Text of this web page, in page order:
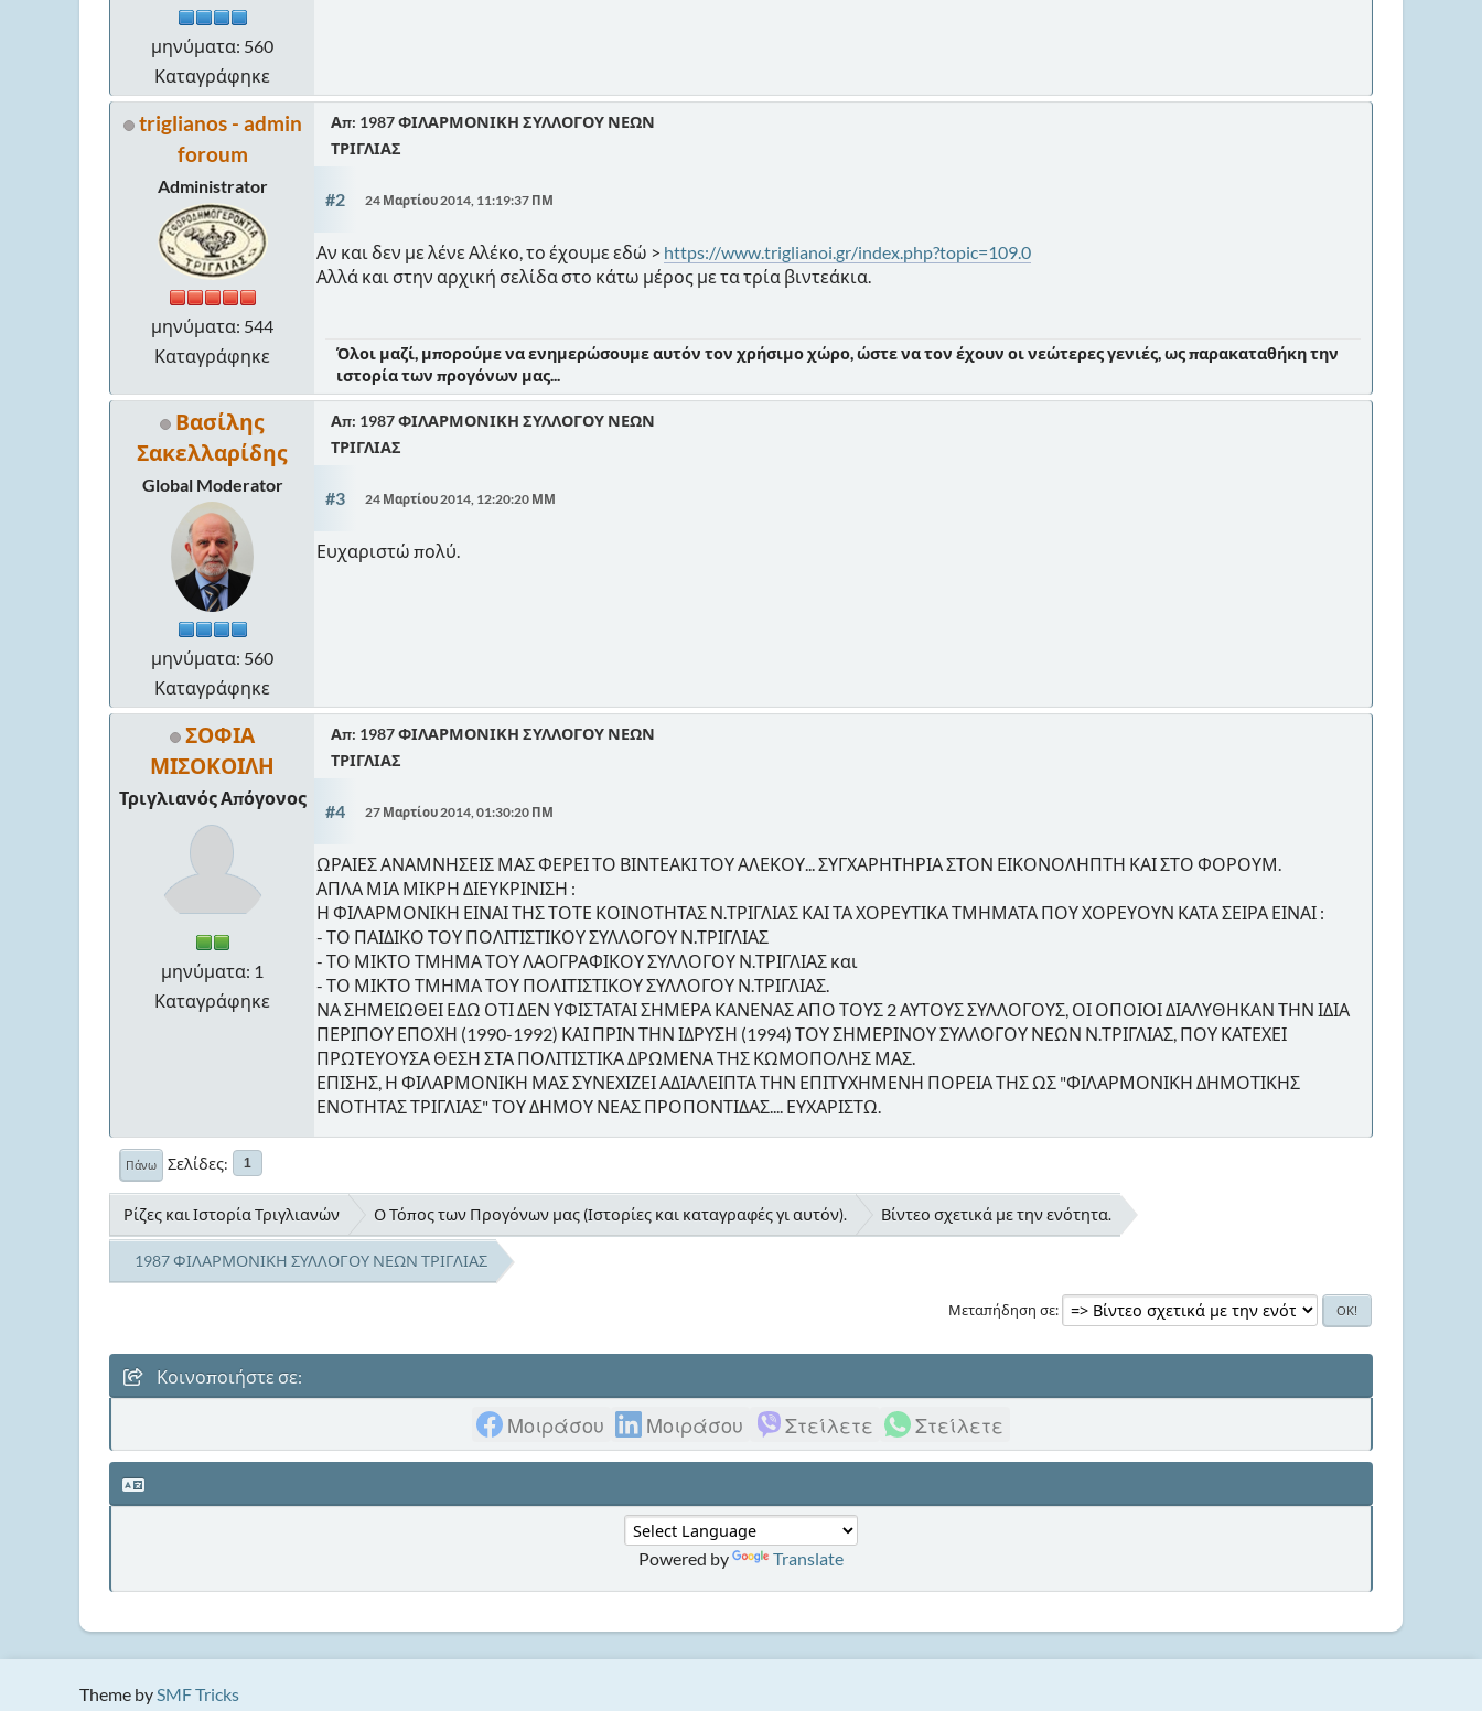
μηνύματα: 560
Καταγράφηκε
triglianos - admin
foroum
Administrator
μηνύματα: 544
Καταγράφηκε
Απ: 1987 ΦΙΛΑΡΜΟΝΙΚΗ ΣΥΛΛΟΓΟΥ ΝΕΩΝ
ΤΡΙΓΛΙΑΣ
#2 24 Μαρτίου 2014, 11:19:37 ΠΜ
Αν και δεν με λένε Αλέκο, το έχουμε εδώ > https://www.triglianoi.gr/index.php?topic=109.0
Αλλά και στην αρχική σελίδα στο κάτω μέρος με τα τρία βιντεάκια.
Όλοι μαζί, μπορούμε να ενημερώσουμε αυτόν τον χρήσιμο χώρο, ώστε να τον έχουν οι νεώτερες γενιές, ως παρακαταθήκη την
ιστορία των προγόνων μας...
Βασίλης
Σακελλαρίδης
Global Moderator
μηνύματα: 560
Καταγράφηκε
Απ: 1987 ΦΙΛΑΡΜΟΝΙΚΗ ΣΥΛΛΟΓΟΥ ΝΕΩΝ
ΤΡΙΓΛΙΑΣ
#3 24 Μαρτίου 2014, 12:20:20 ΜΜ
Ευχαριστώ πολύ.
ΣΟΦΙΑ
ΜΙΣΟΚΟΙΛΗ
Τριγλιανός Απόγονος
μηνύματα: 1
Καταγράφηκε
Απ: 1987 ΦΙΛΑΡΜΟΝΙΚΗ ΣΥΛΛΟΓΟΥ ΝΕΩΝ
ΤΡΙΓΛΙΑΣ
#4 27 Μαρτίου 2014, 01:30:20 ΠΜ
ΩΡΑΙΕΣ ΑΝΑΜΝΗΣΕΙΣ ΜΑΣ ΦΕΡΕΙ ΤΟ ΒΙΝΤΕΑΚΙ ΤΟΥ ΑΛΕΚΟΥ... ΣΥΓΧΑΡΗΤΗΡΙΑ ΣΤΟΝ ΕΙΚΟΝΟΛΗΠΤΗ ΚΑΙ ΣΤΟ ΦΟΡΟΥΜ.
ΑΠΛΑ ΜΙΑ ΜΙΚΡΗ ΔΙΕΥΚΡΙΝΙΣΗ :
Η ΦΙΛΑΡΜΟΝΙΚΗ ΕΙΝΑΙ ΤΗΣ ΤΟΤΕ ΚΟΙΝΟΤΗΤΑΣ Ν.ΤΡΙΓΛΙΑΣ ΚΑΙ ΤΑ ΧΟΡΕΥΤΙΚΑ ΤΜΗΜΑΤΑ ΠΟΥ ΧΟΡΕΥΟΥΝ ΚΑΤΑ ΣΕΙΡΑ ΕΙΝΑΙ :
- ΤΟ ΠΑΙΔΙΚΟ ΤΟΥ ΠΟΛΙΤΙΣΤΙΚΟΥ ΣΥΛΛΟΓΟΥ Ν.ΤΡΙΓΛΙΑΣ
- ΤΟ ΜΙΚΤΟ ΤΜΗΜΑ ΤΟΥ ΛΑΟΓΡΑΦΙΚΟΥ ΣΥΛΛΟΓΟΥ Ν.ΤΡΙΓΛΙΑΣ και
- ΤΟ ΜΙΚΤΟ ΤΜΗΜΑ ΤΟΥ ΠΟΛΙΤΙΣΤΙΚΟΥ ΣΥΛΛΟΓΟΥ Ν.ΤΡΙΓΛΙΑΣ.
ΝΑ ΣΗΜΕΙΩΘΕΙ ΕΔΩ ΟΤΙ ΔΕΝ ΥΦΙΣΤΑΤΑΙ ΣΗΜΕΡΑ ΚΑΝΕΝΑΣ ΑΠΟ ΤΟΥΣ 2 ΑΥΤΟΥΣ ΣΥΛΛΟΓΟΥΣ, ΟΙ ΟΠΟΙΟΙ ΔΙΑΛΥΘΗΚΑΝ ΤΗΝ ΙΔΙΑ
ΠΕΡΙΠΟΥ ΕΠΟΧΗ (1990-1992) ΚΑΙ ΠΡΙΝ ΤΗΝ ΙΔΡΥΣΗ (1994) ΤΟΥ ΣΗΜΕΡΙΝΟΥ ΣΥΛΛΟΓΟΥ ΝΕΩΝ Ν.ΤΡΙΓΛΙΑΣ, ΠΟΥ ΚΑΤΕΧΕΙ
ΠΡΩΤΕΥΟΥΣΑ ΘΕΣΗ ΣΤΑ ΠΟΛΙΤΙΣΤΙΚΑ ΔΡΩΜΕΝΑ ΤΗΣ ΚΩΜΟΠΟΛΗΣ ΜΑΣ.
ΕΠΙΣΗΣ, Η ΦΙΛΑΡΜΟΝΙΚΗ ΜΑΣ ΣΥΝΕΧΙΖΕΙ ΑΔΙΑΛΕΙΠΤΑ ΤΗΝ ΕΠΙΤΥΧΗΜΕΝΗ ΠΟΡΕΙΑ ΤΗΣ ΩΣ "ΦΙΛΑΡΜΟΝΙΚΗ ΔΗΜΟΤΙΚΗΣ
ΕΝΟΤΗΤΑΣ ΤΡΙΓΛΙΑΣ" ΤΟΥ ΔΗΜΟΥ ΝΕΑΣ ΠΡΟΠΟΝΤΙΔΑΣ.... ΕΥΧΑΡΙΣΤΩ.
Πάνω Σελίδες 1
Ρίζες και Ιστορία Τριγλιανών Ο Τόπος των Προγόνων μας (Ιστορίες και καταγραφές γι αυτόν). Βίντεο σχετικά με την ενότητα.
1987 ΦΙΛΑΡΜΟΝΙΚΗ ΣΥΛΛΟΓΟΥ ΝΕΩΝ ΤΡΙΓΛΙΑΣ
Μεταπήδηση σε
Κοινοποιήστε σε:
Μοιράσου Μοιράσου Στείλετε Στείλετε
Powered by Translate
Theme bySMF Tricks